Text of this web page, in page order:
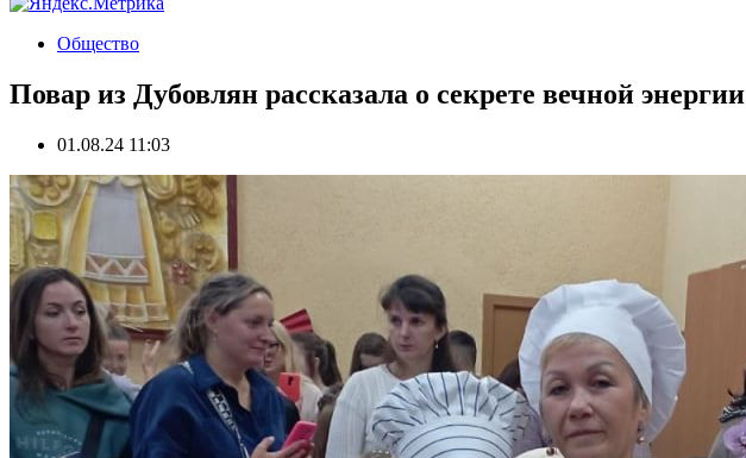
Общество
Повар из Дубовлян рассказала о секрете вечной энергии
01.08.24 11:03